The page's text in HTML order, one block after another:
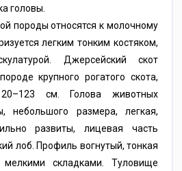
головы.
породы относятся к молочному
легким тонким костяком,
Джерсейский скот
крупного рогатого скота,
см. Голова животных
небольшого размера, легкая,
развиты, лицевая часть
лоб. Профиль вогнутый, тонкая
складками. Туловище